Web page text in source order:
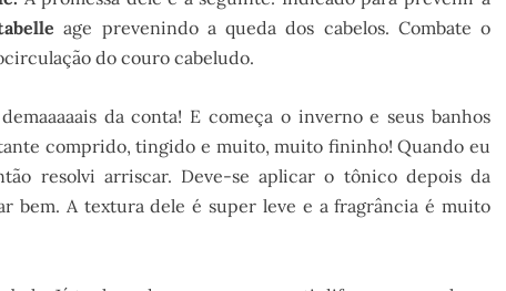
age prevenindo a queda dos cabelos. Combate o
do couro cabeludo.
da conta! E começa o inverno e seus banhos
comprido, tingido e muito, muito fininho! Quando eu
resolvi arriscar. Deve-se aplicar o tônico depois da
bem. A textura dele é super leve e a fragrância é muito